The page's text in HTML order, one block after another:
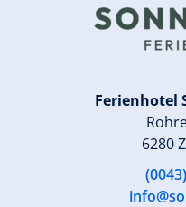
Ferienhotel
6280